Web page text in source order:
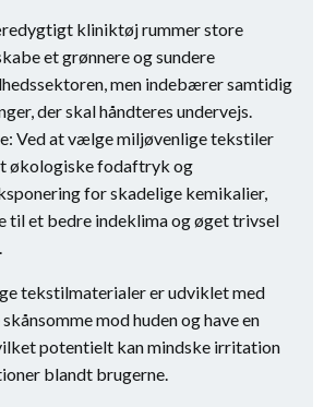
kliniktøj rummer store
et grønnere og sundere
men indebærer samtidig
der skal håndteres undervejs.
Ved at vælge miljøvenlige tekstiler
økologiske fodaftryk og
for skadelige kemikalier,
til et bedre indeklima og øget trivsel
tekstilmaterialer er udviklet med
mod huden og have en
potentielt kan mindske irritation
blandt brugerne.